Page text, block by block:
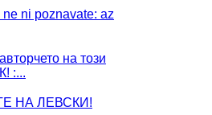
ni poznavate: az
на този
:...
НА ЛЕВСКИ!